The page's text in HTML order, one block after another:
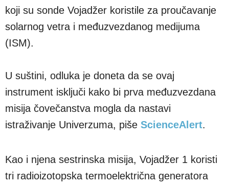
koji su sonde Vojadžer koristile za proučavanje
solarnog vetra i međuzvezdanog medijuma
(ISM).
U suštini, odluka je doneta da se ovaj
instrument isključi kako bi prva međuzvezdana
misija čovečanstva mogla da nastavi
istraživanje Univerzuma, piše ScienceAlert.
Kao i njena sestrinska misija, Vojadžer 1 koristi
tri radioizotopska termoelektrična generatora